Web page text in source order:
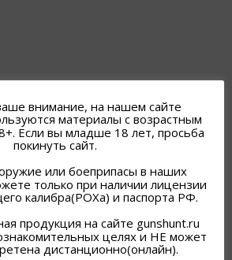
ТОВАРЫ
внимание, на нашем сайте
материалы с возрастным
Если вы младше 18 лет, просьба
покинуть сайт.
или боеприпасы в наших
только при наличии лицензии
калибра(РОХа) и паспорта РФ.
продукция на сайте gunshunt.ru
целях и НЕ может
дистанционно(онлайн).